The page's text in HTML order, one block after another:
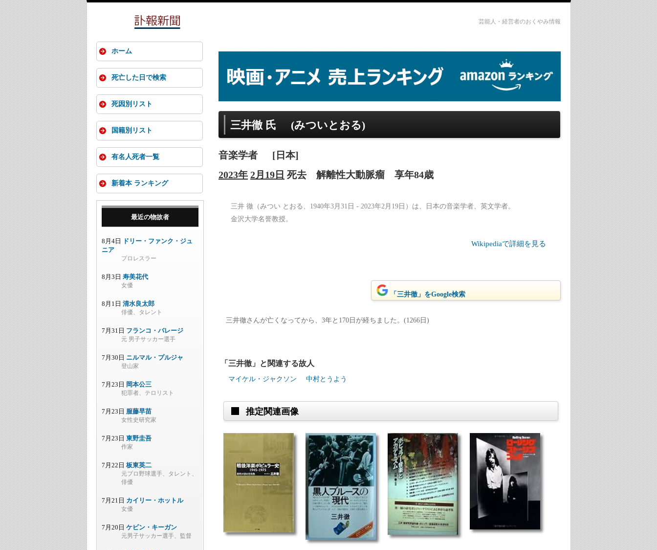
芸能人・経営者のおくやみ情報
三井徹 氏 (みついとおる)
音楽学者
[日本]
2023年 2月19日 死去 解離性大動脈瘤 享年84歳
三井 徹（みつい とおる、1940年3月31日 - 2023年2月19日）は、日本の音楽学者、英文学者。
金沢大学名誉教授。
Wikipediaで詳細を見る
「三井徹」をGoogle検索
三井徹さんが亡くなってから、3年と170日が経ちました。(1266日)
「三井徹」と関連する故人
マイケル・ジャクソン 中村とうよう
推定関連画像
ホーム
死亡した日で検索
死因別リスト
国籍別リスト
有名人死者一覧
新着本 ランキング
最近の物故者
8月4日
ドリー・ファンク・ジュ
ニア
プロレスラー
8月3日 寿美花代
女優
8月1日 清水良太郎
俳優、タレント
7月31日 フランコ・バレージ
元 男子サッカー選手
7月30日 ニルマル・プルジャ
登山家
7月23日 岡本公三
犯罪者、テロリスト
7月23日 服藤早苗
女性史研究家
7月23日 東野圭吾
作家
7月22日 板東英二
元プロ野球選手、タレント、
俳優
7月21日 カイリー・ホットル
女優
7月20日 ケビン・キーガン
元男子サッカー選手、監督